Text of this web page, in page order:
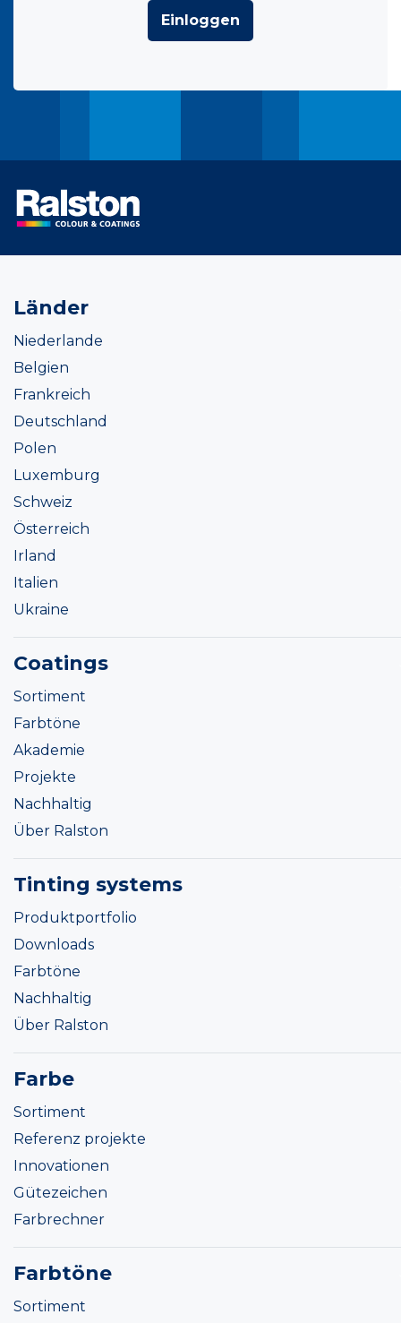
Einloggen
Länder
Niederlande
Belgien
Frankreich
Deutschland
Polen
Luxemburg
Schweiz
Österreich
Irland
Italien
Ukraine
Coatings
Sortiment
Farbtöne
Akademie
Projekte
Nachhaltig
Über Ralston
Tinting systems
Produktportfolio
Downloads
Farbtöne
Nachhaltig
Über Ralston
Farbe
Sortiment
Referenz projekte
Innovationen
Gütezeichen
Farbrechner
Farbtöne
Sortiment